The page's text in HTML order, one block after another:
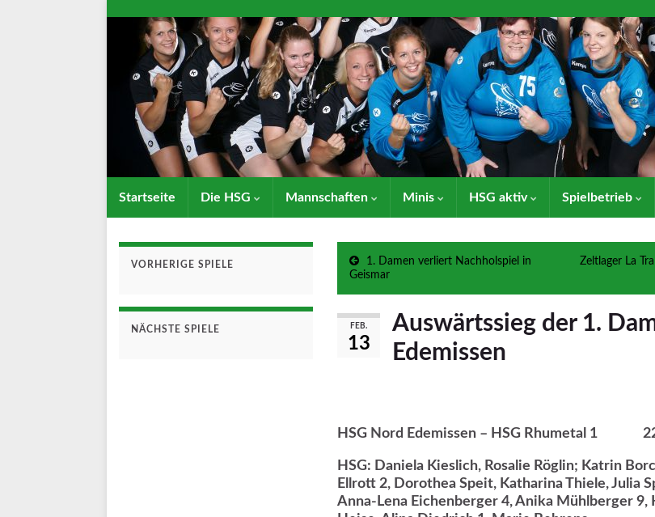
Startseite Die HSG Mannschaften Minis HSG aktiv Spielbetrieb
1. Damen verliert Nachholspiel in
Geismar
Zeltlager La
FEB.
13
Auswärtssieg der 1.
Edemissen
HSG Nord Edemissen – HSG Rhumetal 1
HSG: Daniela Kieslich, Rosalie Röglin; Katrin
Ellrott 2, Dorothea Speit, Katharina Thiele, Julia
Anna-Lena Eichenberger 4, Anika Mühlberger 9,
VORHERIGE SPIELE
NÄCHSTE SPIELE